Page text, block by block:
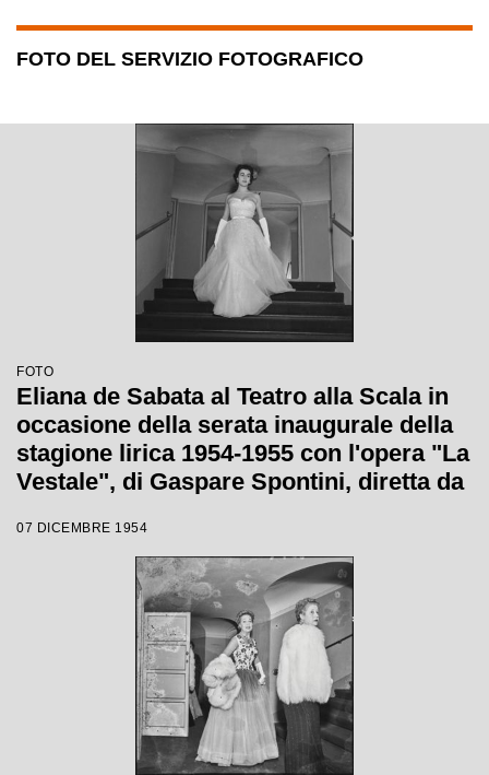
FOTO DEL SERVIZIO FOTOGRAFICO
FOTO
Eliana de Sabata al Teatro alla Scala in
occasione della serata inaugurale della
stagione lirica 1954-1955 con l'opera "La
Vestale", di Gaspare Spontini, diretta da
Visconti
07 DICEMBRE 1954